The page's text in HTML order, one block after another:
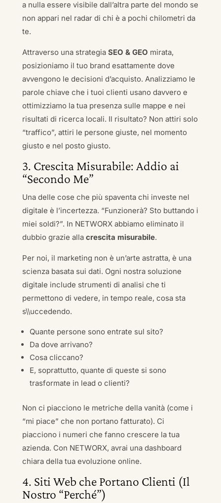
a nulla essere visibile dall’altra parte del mondo se
non appari nel radar di chi è a pochi chilometri da
te.
Attraverso una strategia SEO & GEO mirata,
posizioniamo il tuo brand esattamente dove
avvengono le decisioni d’acquisto. Analizziamo le
parole chiave che i tuoi clienti usano davvero e
ottimizziamo la tua presenza sulle mappe e nei
risultati di ricerca locali. Il risultato? Non attiri solo
“traffico”, attiri le persone giuste, nel momento
giusto e nel posto giusto.
3. Crescita Misurabile: Addio ai
“Secondo Me”
Una delle cose che più spaventa chi investe nel
digitale è l’incertezza. “Funzionerà? Sto buttando i
miei soldi?”. In NETWORX abbiamo eliminato il
dubbio grazie alla crescita misurabile.
Per noi, il marketing non è un’arte astratta, è una
scienza basata sui dati. Ogni nostra soluzione
digitale include strumenti di analisi che ti
permettono di vedere, in tempo reale, cosa sta
s\\uccedendo.
Quante persone sono entrate sul sito?
Da dove arrivano?
Cosa cliccano?
E, soprattutto, quante di queste si sono
trasformate in lead o clienti?
Non ci piacciono le metriche della vanità (come i
“mi piace” che non portano fatturato). Ci
piacciono i numeri che fanno crescere la tua
azienda. Con NETWORX, avrai una dashboard
chiara della tua evoluzione online.
4. Siti Web che Portano Clienti (Il
Nostro “Perché”)